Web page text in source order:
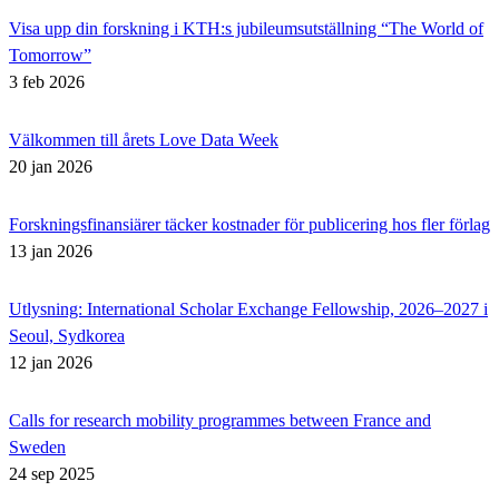
Visa upp din forskning i KTH:s jubileumsutställning “The World of
Tomorrow”
3 feb 2026
Välkommen till årets Love Data Week
20 jan 2026
Forskningsfinansiärer täcker kostnader för publicering hos fler förlag
13 jan 2026
Utlysning: International Scholar Exchange Fellowship, 2026–2027 i
Seoul, Sydkorea
12 jan 2026
Calls for research mobility programmes between France and
Sweden
24 sep 2025